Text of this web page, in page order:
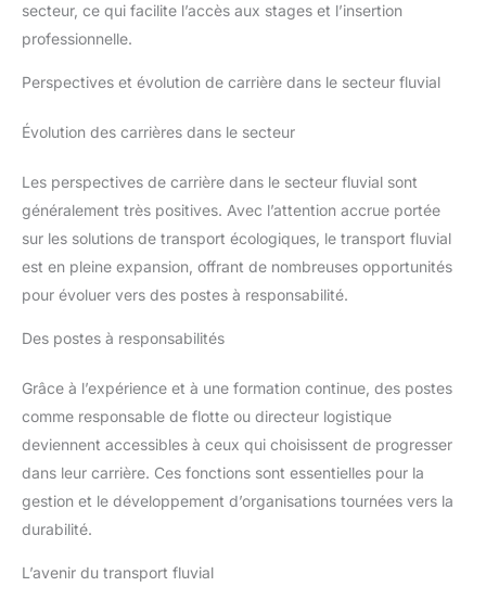
secteur, ce qui facilite l’accès aux stages et l’insertion
professionnelle.
Perspectives et évolution de carrière dans le secteur fluvial
Évolution des carrières dans le secteur
Les perspectives de carrière dans le secteur fluvial sont
généralement très positives. Avec l’attention accrue portée
sur les solutions de transport écologiques, le transport fluvial
est en pleine expansion, offrant de nombreuses opportunités
pour évoluer vers des postes à responsabilité.
Des postes à responsabilités
Grâce à l’expérience et à une formation continue, des postes
comme responsable de flotte ou directeur logistique
deviennent accessibles à ceux qui choisissent de progresser
dans leur carrière. Ces fonctions sont essentielles pour la
gestion et le développement d’organisations tournées vers la
durabilité.
L’avenir du transport fluvial